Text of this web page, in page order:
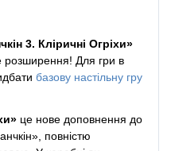
3. Кліричні Огріхи»
розширення! Для гри в
базову настільну гру
це нове доповнення до
повністю